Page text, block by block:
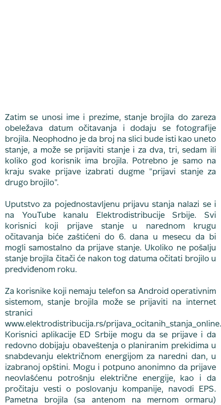
Zatim se unosi ime i prezime, stanje brojila do zareza
obeležava datum očitavanja i dodaju se fotografije
brojila. Neophodno je da broj na slici bude isti kao uneto
stanje, a može se prijaviti stanje i za dva, tri, sedam ili
koliko god korisnik ima brojila. Potrebno je samo na
kraju svake prijave izabrati dugme "prijavi stanje za
drugo brojilo".
Uputstvo za pojednostavljenu prijavu stanja nalazi se i
na YouTube kanalu Elektrodistribucije Srbije. Svi
korisnici koji prijave stanje u narednom krugu
očitavanja biće zaštićeni do 6. dana u mesecu da bi
mogli samostalno da prijave stanje. Ukoliko ne pošalju
stanje brojila čitači će nakon tog datuma očitati brojilo u
predviđenom roku.
Za korisnike koji nemaju telefon sa Android operativnim
sistemom, stanje brojila može se prijaviti na internet
stranici
www.elektrodistribucija.rs/prijava_ocitanih_stanja_online.
Korisnici aplikacije ED Srbije mogu da se prijave i da
redovno dobijaju obaveštenja o planiranim prekidima u
snabdevanju električnom energijom za naredni dan, u
izabranoj opštini. Mogu i potpuno anonimno da prijave
neovlašćenu potrošnju električne energije, kao i da
pročitaju vesti o poslovanju kompanije, navodi EPS.
Pametna brojila (sa antenom na mernom ormaru)